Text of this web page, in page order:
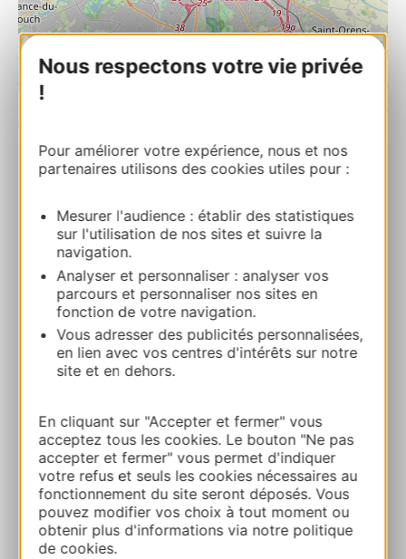
Nous respectons votre vie privée
!
Pour améliorer votre expérience, nous et nos
partenaires utilisons des cookies utiles pour :
Mesurer l'audience : établir des statistiques
sur l'utilisation de nos sites et suivre la
navigation.
Analyser et personnaliser : analyser vos
parcours et personnaliser nos sites en
fonction de votre navigation.
Vous adresser des publicités personnalisées,
en lien avec vos centres d'intérêts sur notre
site et en dehors.
En cliquant sur "Accepter et fermer" vous
acceptez tous les cookies. Le bouton "Ne pas
accepter et fermer" vous permet d'indiquer
votre refus et seuls les cookies nécessaires au
fonctionnement du site seront déposés. Vous
pouvez modifier vos choix à tout moment ou
obtenir plus d'informations via notre politique
de cookies.
LES ABATTOIRS, MUSEE – FRAC
76 Allées Charles de Fitte 31300
TOULOUSE
Bereken uw route
05 62 48 58 00
Website
Facebook